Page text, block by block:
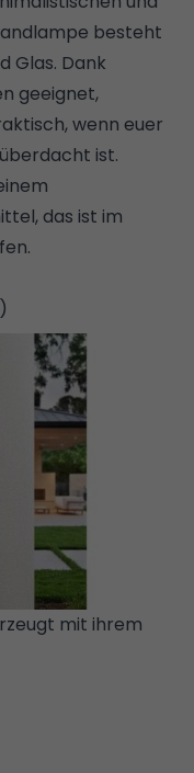
besteht
Glas. Dank
geeignet,
wenn euer
ist.
, das ist im
mit ihrem